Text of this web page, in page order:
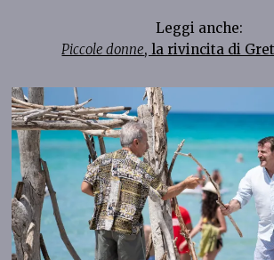
Leggi anche:
Piccole donne, la rivincita di